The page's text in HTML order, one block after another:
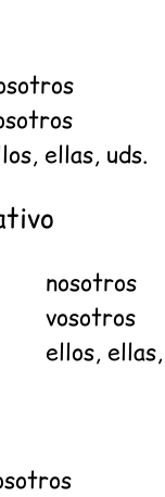
ellas, uds.
nosotros
vosotros
ellos,